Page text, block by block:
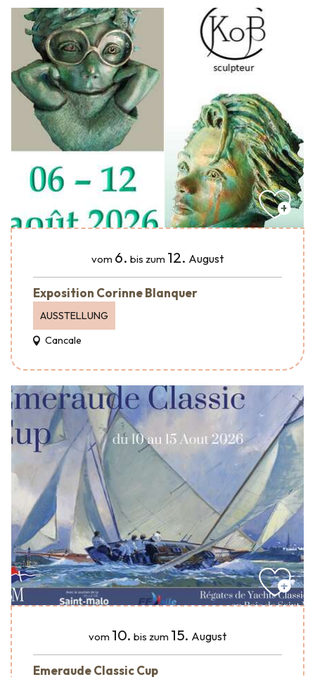
vom 6. bis zum 12. August
Exposition Corinne Blanquer
AUSSTELLUNG
Cancale
vom 10. bis zum 15. August
Emeraude Classic Cup